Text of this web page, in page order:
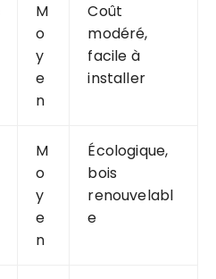
M
o
y
e
n
Coût
modéré,
facile à
installer
M
o
y
e
n
Écologique,
bois
renouvelabl
e